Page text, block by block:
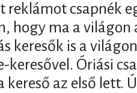
reklámot csapnék
hogy ma a világon
keresők is a
keresővel. Óriási
az első lett.